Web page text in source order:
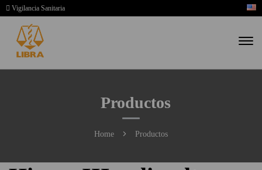
Vigilancia Sanitaria
Productos
Home Productos